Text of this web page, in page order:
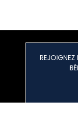
REJOIGNEZ